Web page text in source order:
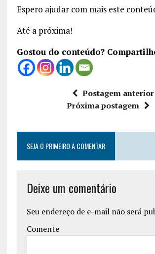
Espero ajudar com mais este
Até a próxima!
Gostou do conteúdo?
Postagem anterior
Próxima postagem
SEJA O PRIMEIRO A COMENTAR
Deixe um comentário
Seu endereço de e-mail não será
Comente